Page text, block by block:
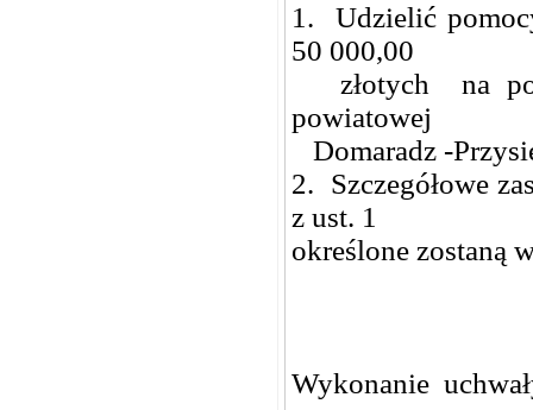
1. Udzielić
50 000,00
złotych na
powiatowej
Domaradz -
2. Szczegółowe
z ust. 1
określone zostaną
Wykonanie